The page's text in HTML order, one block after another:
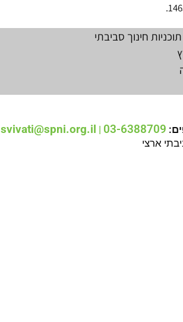
תוכניות חינוך סביבתי
03-6388709
|
svivati@spni.org.il
ארצי